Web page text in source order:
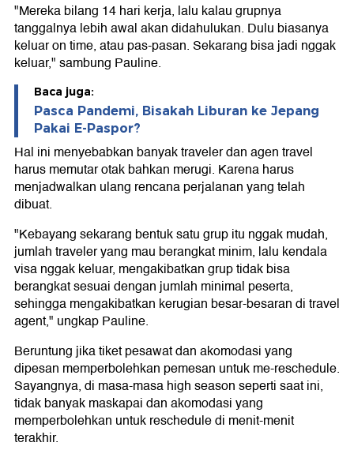
"Mereka bilang 14 hari kerja, lalu kalau grupnya
tanggalnya lebih awal akan didahulukan. Dulu biasanya
keluar on time, atau pas-pasan. Sekarang bisa jadi nggak
keluar," sambung Pauline.
Baca juga:
Pasca Pandemi, Bisakah Liburan ke Jepang
Pakai E-Paspor?
Hal ini menyebabkan banyak traveler dan agen travel
harus memutar otak bahkan merugi. Karena harus
menjadwalkan ulang rencana perjalanan yang telah
dibuat.
"Kebayang sekarang bentuk satu grup itu nggak mudah,
jumlah traveler yang mau berangkat minim, lalu kendala
visa nggak keluar, mengakibatkan grup tidak bisa
berangkat sesuai dengan jumlah minimal peserta,
sehingga mengakibatkan kerugian besar-besaran di travel
agent," ungkap Pauline.
Beruntung jika tiket pesawat dan akomodasi yang
dipesan memperbolehkan pemesan untuk me-reschedule.
Sayangnya, di masa-masa high season seperti saat ini,
tidak banyak maskapai dan akomodasi yang
memperbolehkan untuk reschedule di menit-menit
terakhir.